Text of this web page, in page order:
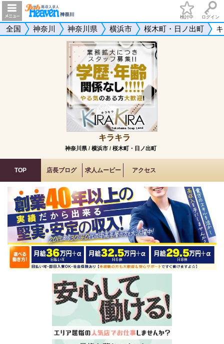
検討中 ログイン
全国 神奈川 神奈川県 横浜市 桜木町・日ノ出町
キラキラ
神奈川県 / 横浜市 / 桜木町・日ノ出町
TOP 店長ブログ 求人ムービー アクセス